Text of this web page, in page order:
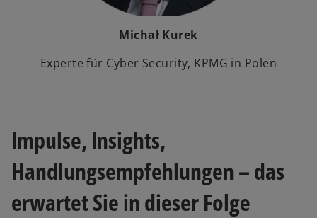
Michał Kurek
Experte für Cyber Security, KPMG in Polen
Impulse, Insights,
Handlungsempfehlungen – das
erwartet Sie in dieser Folge